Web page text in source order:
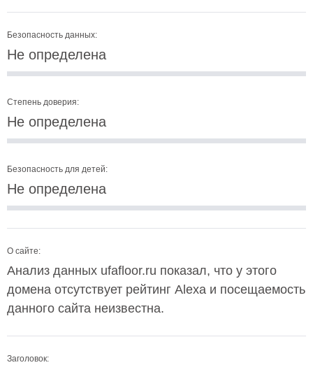
Безопасность данных:
Не определена
Степень доверия:
Не определена
Безопасность для детей:
Не определена
О сайте:
Анализ данных ufafloor.ru показал, что у этого
домена отсутствует рейтинг Alexa и посещаемость
данного сайта неизвестна.
Заголовок: